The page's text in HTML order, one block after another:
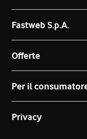
Fastweb S.p.A.
Offerte
Per il
Privacy